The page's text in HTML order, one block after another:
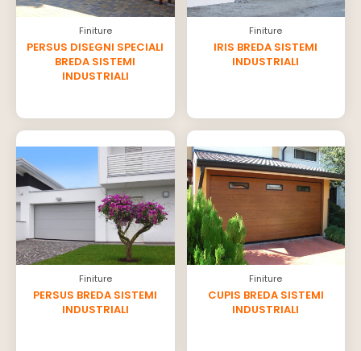
Finiture
PERSUS DISEGNI SPECIALI
BREDA SISTEMI
INDUSTRIALI
Finiture
IRIS BREDA SISTEMI
INDUSTRIALI
Finiture
PERSUS BREDA SISTEMI
INDUSTRIALI
Finiture
CUPIS BREDA SISTEMI
INDUSTRIALI